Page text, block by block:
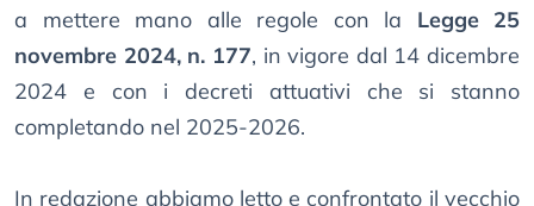
a mettere mano alle regole con la Legge 25
novembre 2024, n. 177, in vigore dal 14 dicembre
2024 e con i decreti attuativi che si stanno
completando nel 2025-2026.
In redazione abbiamo letto e confrontato il vecchio